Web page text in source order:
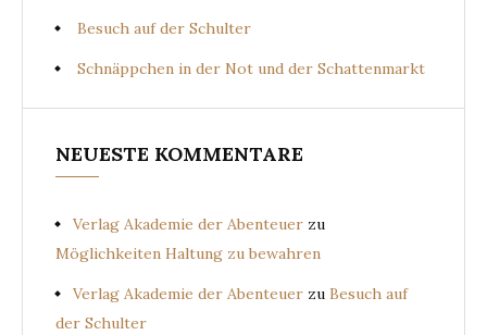
Besuch auf der Schulter
Schnäppchen in der Not und der Schattenmarkt
NEUESTE KOMMENTARE
Verlag Akademie der Abenteuer zu
Möglichkeiten Haltung zu bewahren
Verlag Akademie der Abenteuer zu Besuch auf
der Schulter